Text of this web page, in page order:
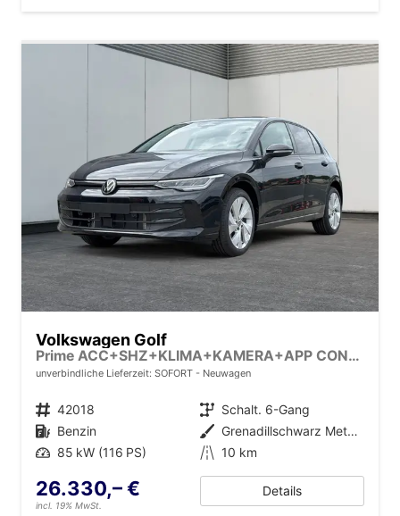
Volkswagen Golf
Prime ACC+SHZ+KLIMA+KAMERA+APP CONNECT+LED+17" ALU
unverbindliche Lieferzeit: SOFORT Neuwagen
Fahrzeugnr. 42018 Getriebe Schalt. 6-Gang
Kraftstoff Benzin Außenfarbe
Grenadillschwarz Metallic
Leistung 85 kW (116 PS) Kilometerstand 10 km
26.330,– €
incl. 19% MwSt.
Details